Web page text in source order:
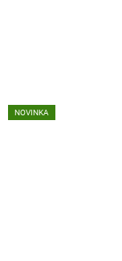
NOVINKA